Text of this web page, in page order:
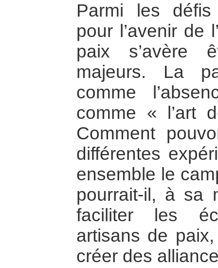
Parmi les
pour l’avenir de
paix s’avère
majeurs. La
comme
comme « l’art
Comment
différentes
ensemble le
pourrait-il, à sa
faciliter les
artisans de
créer des